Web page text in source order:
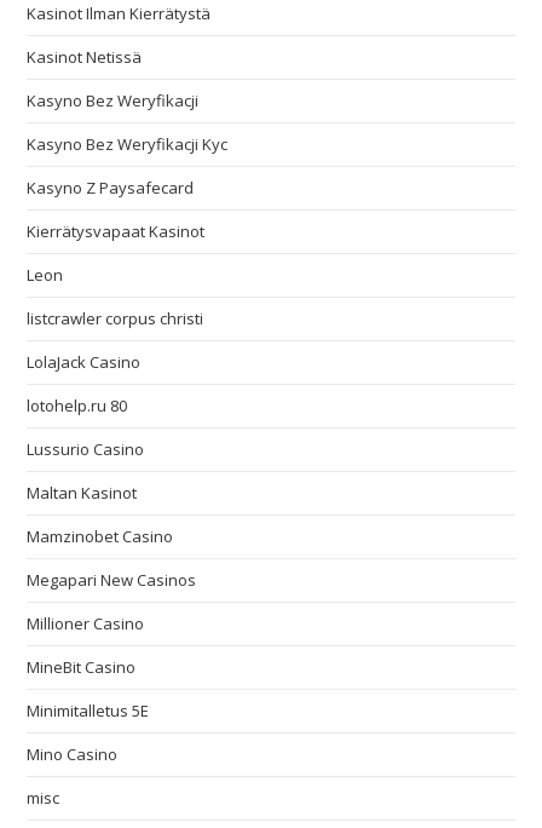
Kasinot Ilman Kierrätystä
Kasinot Netissä
Kasyno Bez Weryfikacji
Kasyno Bez Weryfikacji Kyc
Kasyno Z Paysafecard
Kierrätysvapaat Kasinot
Leon
listcrawler corpus christi
LolaJack Casino
lotohelp.ru 80
Lussurio Casino
Maltan Kasinot
Mamzinobet Casino
Megapari New Casinos
Millioner Casino
MineBit Casino
Minimitalletus 5E
Mino Casino
misc